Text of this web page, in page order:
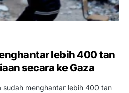
lebih 400 tan
secara ke Gaza
sudah menghantar lebih 400 tan